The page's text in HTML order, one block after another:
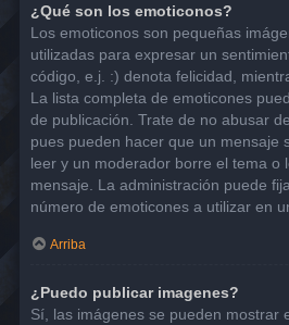
¿Qué son los emoticonos?
Los emoticonos son pequeñas
utilizadas para expresar un
código, e.j. :) denota felicidad,
La lista completa de emoticones
de publicación. Trate de no abusar
pues pueden hacer que un mensaje
leer y un moderador borre el tema o
mensaje. La administración puede
número de emoticones a utilizar en
Arriba
¿Puedo publicar imagenes?
Sí, las imágenes se pueden mostrar